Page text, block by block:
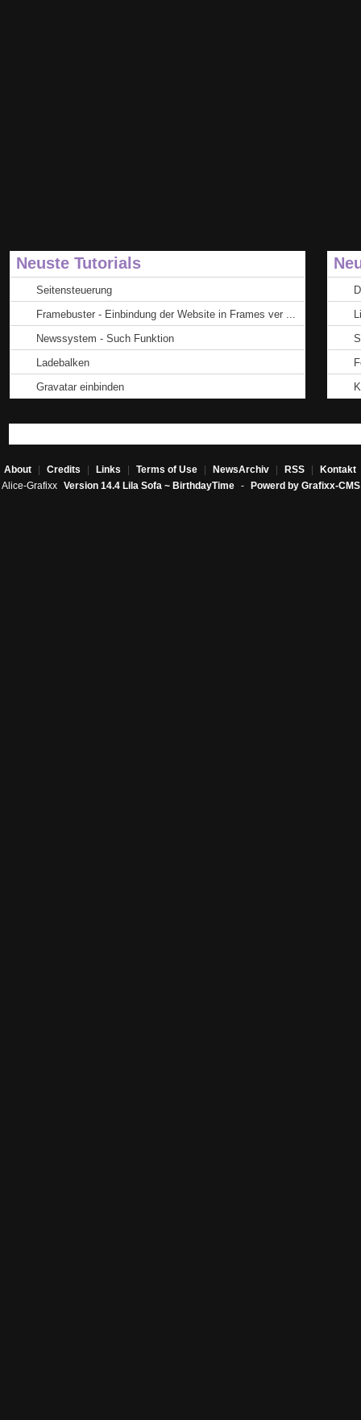
Neuste Tutorials
Seitensteuerung
Framebuster - Einbindung der Website in Frames ver ...
Newssystem - Such Funktion
Ladebalken
Gravatar einbinden
About Credits Links Terms of Use NewsArchiv RSS Kontakt
Alice-Grafixx Version 14.4 Lila Sofa ~ BirthdayTime - Powerd by Grafixx-CMS